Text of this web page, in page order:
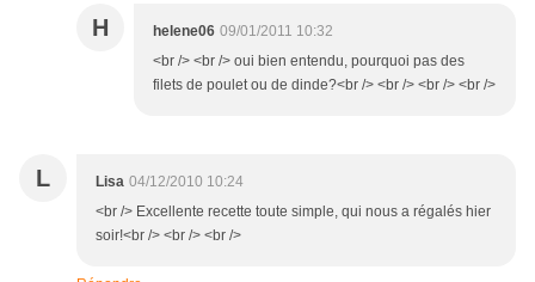
H helene06 09/01/2011 10:32
<br /> <br /> oui bien entendu, pourquoi pas des
filets de poulet ou de dinde?<br /> <br /> <br /> <br />
L Lisa 04/12/2010 10:24
<br /> Excellente recette toute simple, qui nous a régalés hier
soir!<br /> <br /> <br />